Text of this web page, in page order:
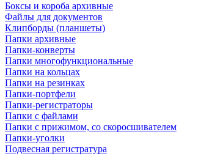
Боксы и короба архивные
Файлы для документов
Клипборды (планшеты)
Папки архивные
Папки-конверты
Папки многофункциональные
Папки на кольцах
Папки на резинках
Папки-портфели
Папки-регистраторы
Папки с файлами
Папки с прижимом, со скоросшивателем
Папки-уголки
Подвесная регистратура